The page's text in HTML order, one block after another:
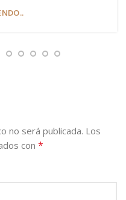
no será publicada. Los
con *